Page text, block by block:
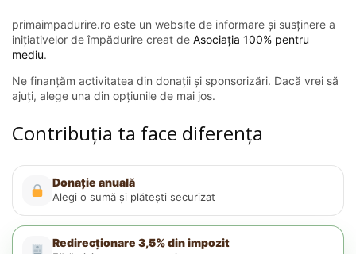
primaimpadurire.ro este un website de informare și susținere a
inițiativelor de împădurire creat de Asociația 100% pentru
mediu.
Ne finanțăm activitatea din donații și sponsorizări. Dacă vrei să
ajuți, alege una din opțiunile de mai jos.
Contribuția ta face diferența
Donație anuală
Alegi o sumă și plătești securizat
Redirecționare 3,5% din impozit